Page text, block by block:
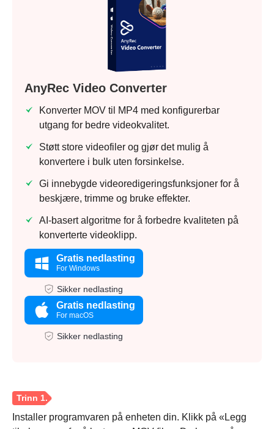
AnyRec Video Converter
Konverter MOV til MP4 med konfigurerbar
utgang for bedre videokvalitet.
Støtt store videofiler og gjør det mulig å
konvertere i bulk uten forsinkelse.
Gi innebygde videoredigeringsfunksjoner for å
beskjære, trimme og bruke effekter.
AI-basert algoritme for å forbedre kvaliteten på
konverterte videoklipp.
Gratis nedlasting
For Windows
Sikker nedlasting
Gratis nedlasting
For macOS
Sikker nedlasting
Installer programvaren på enheten din. Klikk på «Legg